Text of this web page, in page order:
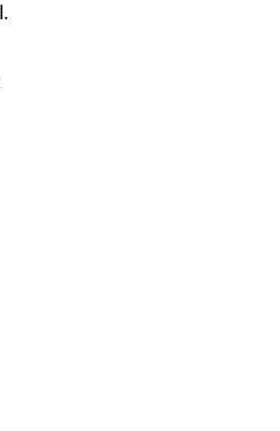
امام جمعه شهرستان ساوجبلاغ اظهارداشت : اربعین امسال سراسر حماسه خونخواهی و مرگ بر آمریکا و اسرائیل بود.